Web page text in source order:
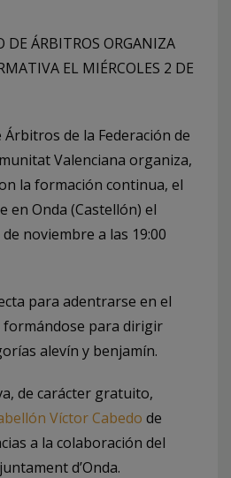
DE ÁRBITROS ORGANIZA
EL MIÉRCOLES 2 DE
Árbitros de la Federación de
Valenciana organiza,
la formación continua, el
en Onda (Castellón) el
noviembre a las 19:00
para adentrarse en el
para dirigir
alevín y benjamín.
de carácter gratuito,
Víctor Cabedo de
a la colaboración del
d’Onda.